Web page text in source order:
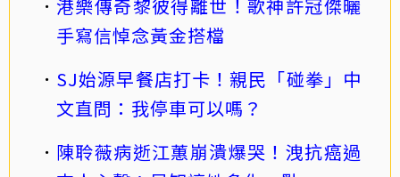
港樂傳奇黎彼得離世！歌神許冠傑曬
手寫信悼念黃金搭檔
SJ始源早餐店打卡！親民「碰拳」中
文直問：我停車可以嗎？
陳聆薇病逝江蕙崩潰爆哭！洩抗癌過